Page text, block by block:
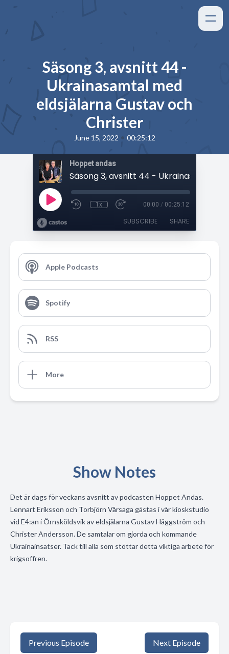
Säsong 3, avsnitt 44 -
Ukrainasamtal med
eldsjälarna Gustav och
Christer
June 15, 2022 • 00:25:12
Hoppet andas
1x 00:00 / 00:25:12
SUBSCRIBE SHARE
Apple Podcasts
Spotify
RSS
More
Show Notes
Det är dags för veckans avsnitt av podcasten Hoppet Andas.
Lennart Eriksson och Torbjörn Vårsaga gästas i vår kioskstudio
vid E4:an i Örnsköldsvik av eldsjälarna Gustav Häggström och
Christer Andersson. De samtalar om gjorda och kommande
Ukrainainsatser. Tack till alla som stöttar detta viktiga arbete för
krigsoffren.
Previous Episode Next Episode